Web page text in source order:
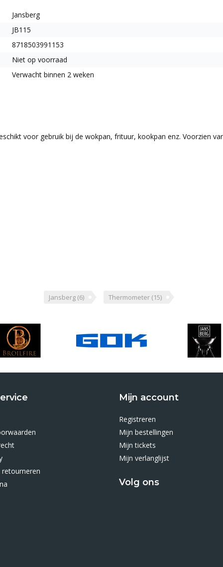
Jansberg
JB115
8718503991153
Niet op voorraad
Verwacht binnen 2 weken
voor gebruik bij de wokpan, frituur, kookpan enz. Voorzien
Jansberg (6) Thermometer (15)
retourneren
Mijn account
Registreren
Mijn bestellingen
Mijn tickets
Mijn verlanglijst
Volg ons